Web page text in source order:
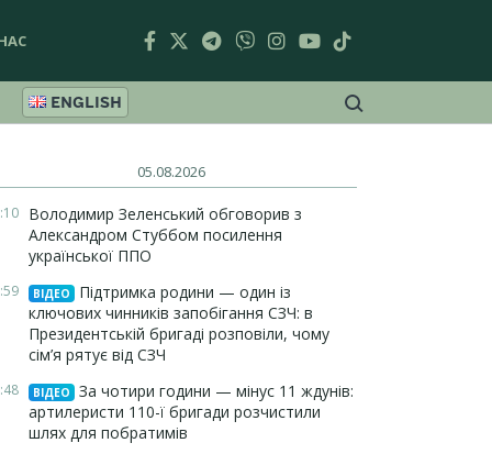
ENGLISH
05.08.2026
Володимир Зеленський обговорив з
Александром Стуббом посилення
української ППО
ВІДЕО
Підтримка родини — один із
ключових чинників запобігання СЗЧ: в
Президентській бригаді розповіли, чому
сім’я рятує від СЗЧ
ВІДЕО
За чотири години — мінус 11 ждунів:
артилеристи 110-ї бригади розчистили
шлях для побратимів